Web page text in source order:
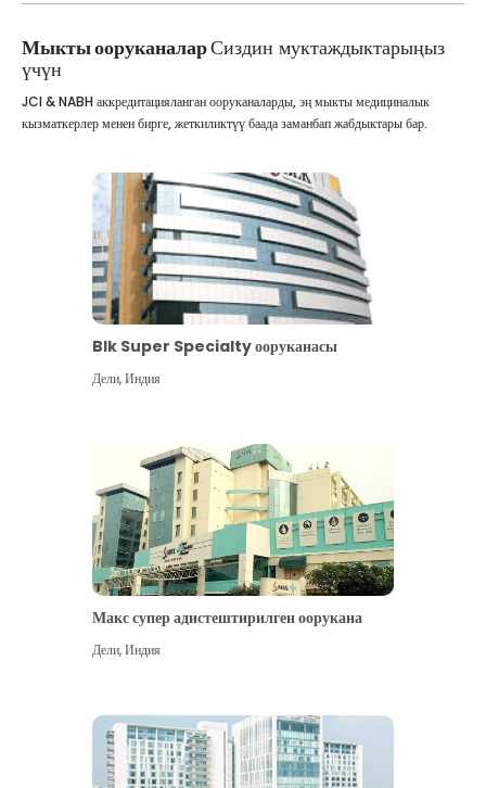
Мыкты ооруканаларСиздин муктаждыктарыңыз
үчүн
JCI & NABH аккредитацияланган ооруканаларды, эң мыкты медициналык
кызматкерлер менен бирге, жеткиликтүү баада заманбап жабдыктары бар.
Blk Super Specialty ооруканасы
Дели,Индия
Макс супер адистештирилген оорукана
Дели,Индия